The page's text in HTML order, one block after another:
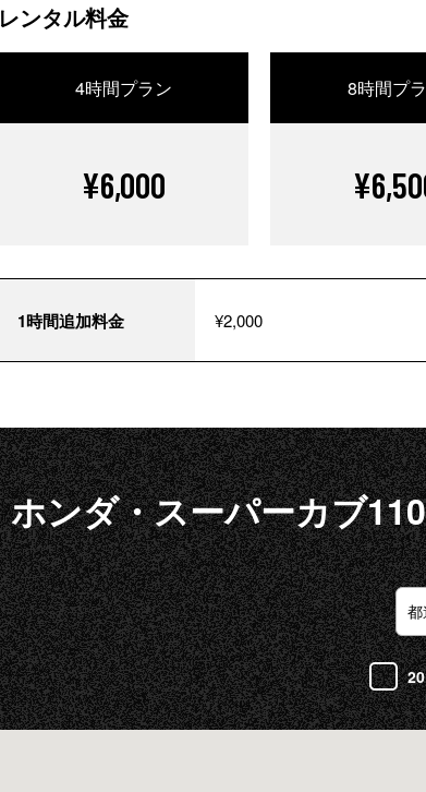
レンタル料金
4時間プラン
¥6,000
8時間プ
1時間追加料金 ¥2,000
ホンダ・スーパーカブ